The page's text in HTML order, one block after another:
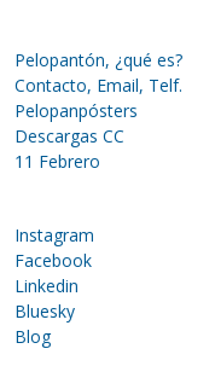
Pelopantón, ¿qué es?
Contacto, Email, Telf.
Pelopanpósters
Descargas CC
11 Febrero
Instagram
Facebook
Linkedin
Bluesky
Blog